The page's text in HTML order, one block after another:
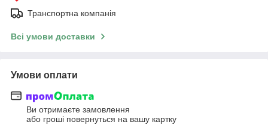
Транспортна компанія
Всі умови доставки
Умови оплати
Ви отримаєте замовлення
або гроші повернуться на вашу картку